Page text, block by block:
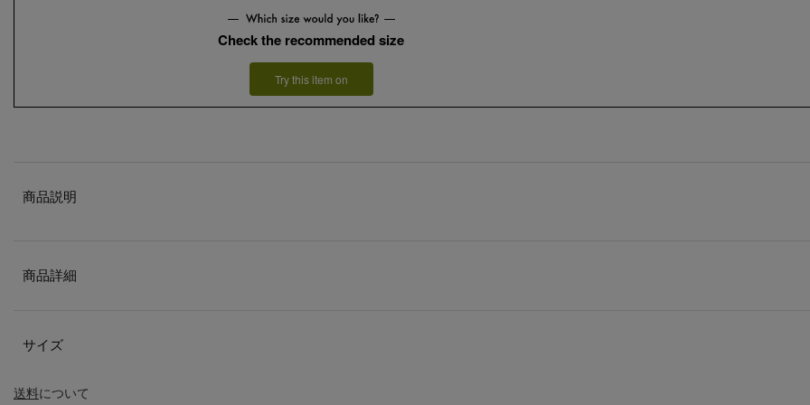
Check the recommended size
Try this item on
送料について
商品説明
商品詳細
サイズ